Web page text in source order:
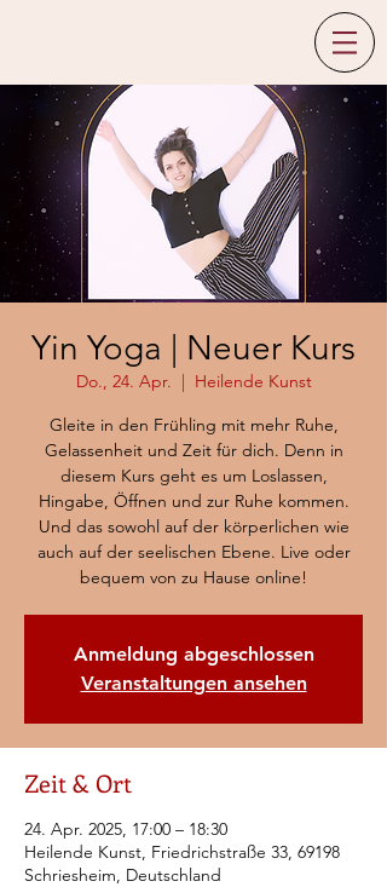
Yin Yoga | Neuer Kurs
Do., 24. Apr.
  |
Heilende Kunst
Gleite in den Frühling mit mehr Ruhe,
Gelassenheit und Zeit für dich. Denn in
diesem Kurs geht es um Loslassen,
Hingabe, Öffnen und zur Ruhe kommen.
Und das sowohl auf der körperlichen wie
auch auf der seelischen Ebene. Live oder
bequem von zu Hause online!
Anmeldung abgeschlossen
Veranstaltungen ansehen
Zeit & Ort
24. Apr. 2025, 17:00 – 18:30
Heilende Kunst, Friedrichstraße 33, 69198
Schriesheim, Deutschland